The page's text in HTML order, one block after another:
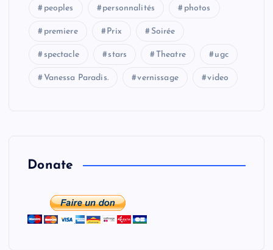
p
u
a
i
peoples personnalités photos
premiere Prix Soirée
spectacle stars Theatre ugc
Vanessa Paradis. vernissage video
Donate